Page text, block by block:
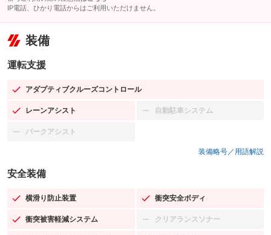
IP電話、ひかり電話からはご利用いただけません。
装備
運転支援
アダプティブクルーズコントロール
：装備あり
レーンアシスト
：装備あり 自動駐車システム
：装備なし
パークアシスト
：装備なし
装備略号／用語解説
安全装備
横滑り防止装置
：装備あり 衝突安全ボディ
：装備あり
衝突被害軽減システム
：装備あり クリアランスソナー
：装備なし